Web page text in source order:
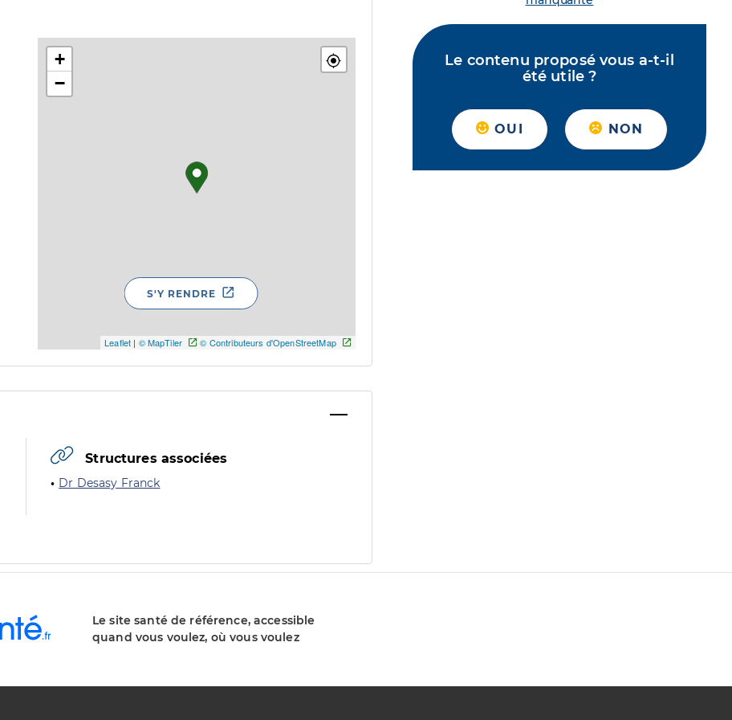
+
−
Leaflet | © MapTiler © Contributeurs d'OpenStreetMap
S'Y RENDRE
Structures associées
Dr Desasy Franck
Le contenu proposé vous a-t-il
été utile ?
OUI NON
Le site santé de référence, accessible
quand vous voulez, où vous voulez